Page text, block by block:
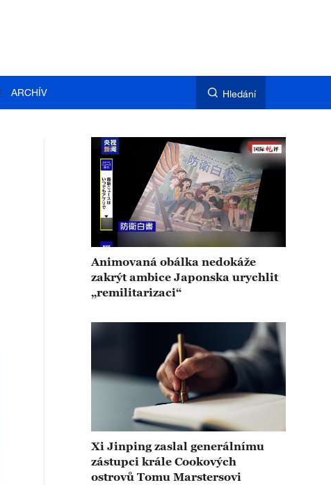
ARCHÍV Hledání
Animovaná obálka nedokáže
zakrýt ambice Japonska urychlit
„remilitarizaci“
Xi Jinping zaslal generálnímu
zástupci krále Cookových
ostrovů Tomu Marstersovi